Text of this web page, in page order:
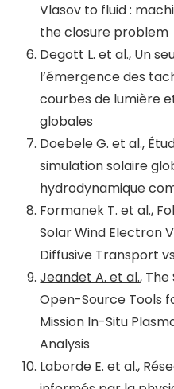
Vlasov to fluid :
the closure problem
Degott L. et al., Un
l’émergence des
courbes de lumière
globales
Doebele G. et al.,
simulation solaire
hydrodynamique
Formanek T. et al.,
Solar Wind Electron
Diffusive Transport
Jeandet A. et al., The
Open-Source Tools
Mission In-Situ
Analysis
Laborde E. et al.,